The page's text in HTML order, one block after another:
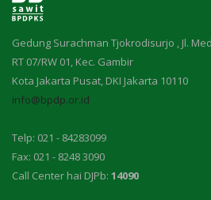
Gedung Surachman Tjokrodisurjo , Jl.
RT 07/RW 01, Kec. Gambir
Kota Jakarta Pusat, DKI Jakarta 10110
info@bpdp.or.id
Telp: 021 - 84283099
Fax: 021 - 8248 3090
Call Center hai DJPb: 14090